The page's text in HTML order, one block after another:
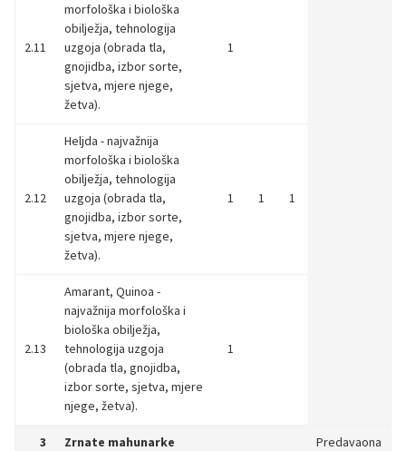
2.11
morfološka i biološka
obilježja, tehnologija
uzgoja (obrada tla,
gnojidba, izbor sorte,
sjetva, mjere njege,
žetva).
1
2.12
Heljda - najvažnija
morfološka i biološka
obilježja, tehnologija
uzgoja (obrada tla,
gnojidba, izbor sorte,
sjetva, mjere njege,
žetva).
1 1 1
2.13
Amarant, Quinoa -
najvažnija morfološka i
biološka obilježja,
tehnologija uzgoja
(obrada tla, gnojidba,
izbor sorte, sjetva, mjere
njege, žetva).
1
3 Zrnate mahunarke Predavaona